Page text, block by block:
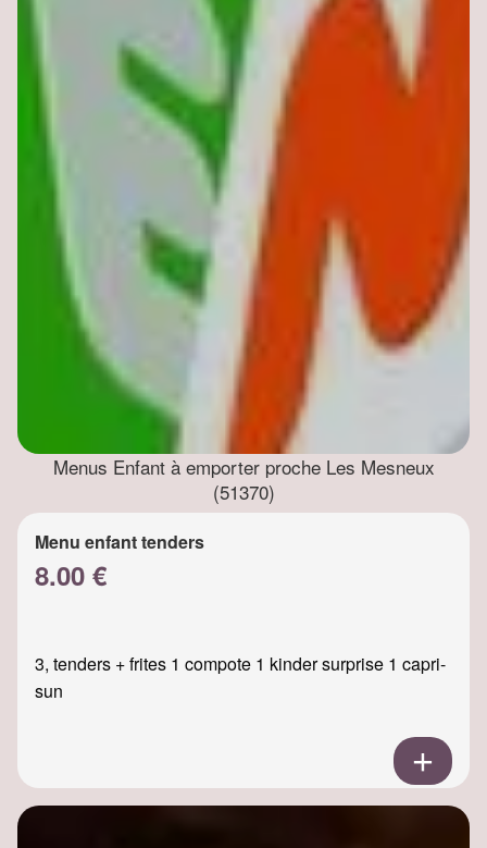
Menus Enfant à emporter proche Les Mesneux
(51370)
Menu enfant tenders
8.00 €
3, tenders + frites 1 compote 1 kinder surprise 1 capri-
sun